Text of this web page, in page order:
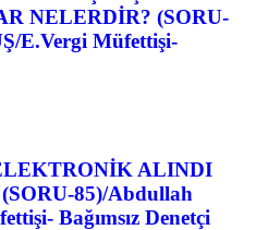
NELERDİR? (SORU-
E.Vergi Müfettişi-
ALINDI
85)/Abdullah
Bağımsız Denetçi